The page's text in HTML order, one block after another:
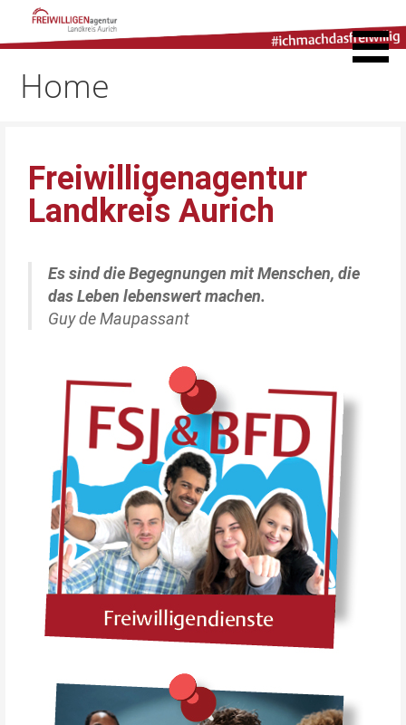
Freiwilligenagentur
Landkreis Aurich
Home
Freiwilligenagentur
Landkreis Aurich
Es sind die Begegnungen mit Menschen, die
das Leben lebenswert machen.
Guy de Maupassant